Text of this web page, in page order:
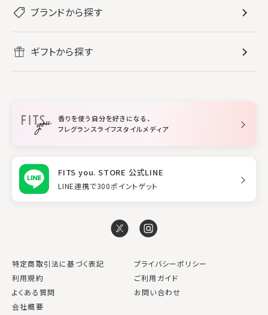
レディース香水
メンズ香水
ボディミスト・スプレー
すべてのバス・ボディケア
ボディ・ハンドクリーム
入浴剤
ホームフレグランス
すべてのホームフレグランス
ルームフレグランス
スタイリング
リフレッシュしたい
ブランドから探す
ギフトから探す
香りを使う自分を好きになる、
フレグランスライフスタイルメディア
FITS you. STORE 公式LINE
LINE連携で300ポイントゲット
特定商取引法に基づく表記
プライバシーポリシー
利用規約
ご利用ガイド
よくある質問
お問い合わせ
会社概要